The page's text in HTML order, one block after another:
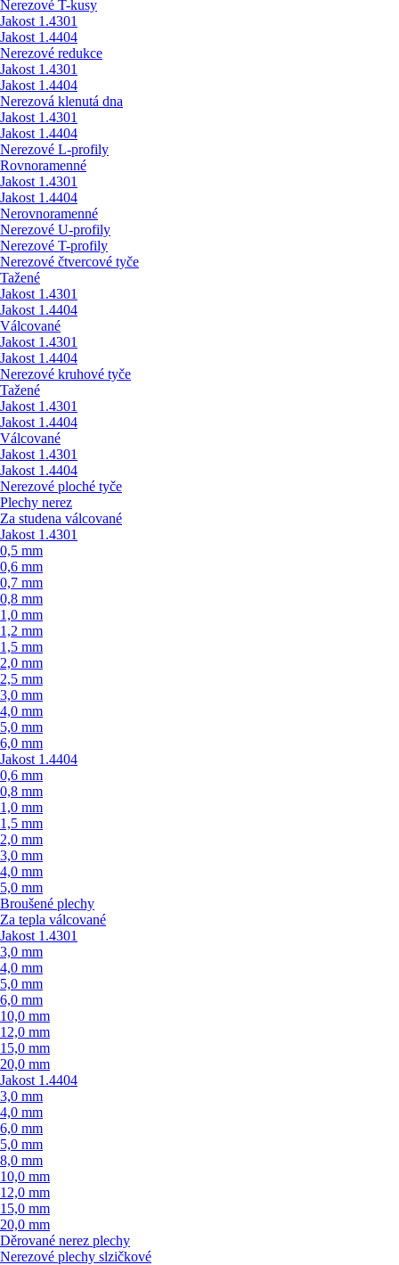
Nerezové T-kusy
Jakost 1.4301
Jakost 1.4404
Nerezové redukce
Jakost 1.4301
Jakost 1.4404
Nerezová klenutá dna
Jakost 1.4301
Jakost 1.4404
Nerezové L-profily
Rovnoramenné
Jakost 1.4301
Jakost 1.4404
Nerovnoramenné
Nerezové U-profily
Nerezové T-profily
Nerezové čtvercové tyče
Tažené
Jakost 1.4301
Jakost 1.4404
Válcované
Jakost 1.4301
Jakost 1.4404
Nerezové kruhové tyče
Tažené
Jakost 1.4301
Jakost 1.4404
Válcované
Jakost 1.4301
Jakost 1.4404
Nerezové ploché tyče
Plechy nerez
Za studena válcované
Jakost 1.4301
0,5 mm
0,6 mm
0,7 mm
0,8 mm
1,0 mm
1,2 mm
1,5 mm
2,0 mm
2,5 mm
3,0 mm
4,0 mm
5,0 mm
6,0 mm
Jakost 1.4404
0,6 mm
0,8 mm
1,0 mm
1,5 mm
2,0 mm
3,0 mm
4,0 mm
5,0 mm
Broušené plechy
Za tepla válcované
Jakost 1.4301
3,0 mm
4,0 mm
5,0 mm
6,0 mm
10,0 mm
12,0 mm
15,0 mm
20,0 mm
Jakost 1.4404
3,0 mm
4,0 mm
6,0 mm
5,0 mm
8,0 mm
10,0 mm
12,0 mm
15,0 mm
20,0 mm
Děrované nerez plechy
Nerezové plechy slzičkové